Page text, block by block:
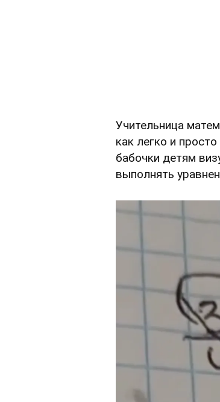
Учительница
как легко и
бабочки детям
выполнять